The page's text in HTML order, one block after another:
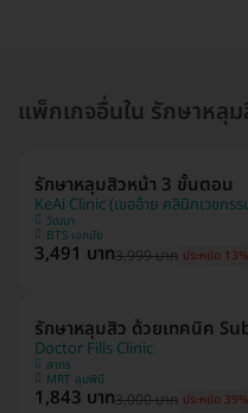
แพ็กเกจอื่นใน รักษาหลุ
รักษาหลุมสิวหน้า 3 ขั้นตอน
KeAi Clinic (เขออ้าย คลินิกเวชกรร
วัฒนา
BTS เอกมัย
3,491 บาท3,999 บาท ประหยัด 13%
รักษาหลุมสิว ด้วยเทคนิค
Doctor Fills Clinic
สาทร
MRT ลุมพินี
1,843 บาท3,000 บาท ประหยัด 39%